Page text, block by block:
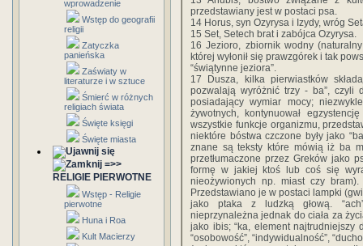
wprowadzenie
Wstęp do geografii
religii
Zatyczka
panieńska
Zaświaty w
literaturze i w sztuce
Śmierć w różnych
religiach świata
Święte księgi
Święte miasta
=>>
RELIGIE PIERWOTNE
Wstęp - Religie
pierwotne
Huna i Roa
Kult Macierzy
przedstawiany jest w postaci psa.
14 Horus, syn Ozyrysa i Izydy, wróg
15 Set, Setech brat i zabójca Ozyrysa.
16 Jezioro, zbiornik wodny
której wyłonił się prawzgórek i tak
“świątynne jeziora”.
17 Dusza, kilka pierwiastków
pozwalają wyróżnić trzy - ba”, czyli
posiadający wymiar mocy;
żywotnych, kontynuował
wszystkie funkcje organizmu,
niektóre bóstwa czczone były jako
znane są teksty które mówią iż ba
przetłumaczone przez Greków jako
formę w jakiej ktoś lub coś się
nieożywionych np. miast czy bram).
Przedstawiano je w postaci lampki
jako ptaka z ludzką głową.
nieprzynależna jednak do ciała za
jako ibis; “ka, element najtrudniejszy
“osobowość”, “indywidualność”,